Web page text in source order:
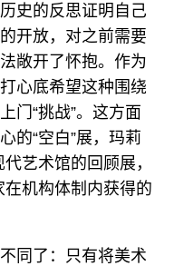
史的反思证明自己
开放，对之前需要
敞开了怀抱。作为
心底希望这种围绕
门“挑战”。这方面
的“空白”展，玛莉
艺术馆的回顾展，
在机构体制内获得的
同了：只有将美术